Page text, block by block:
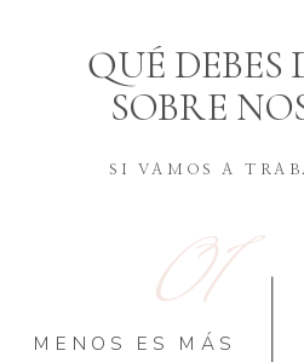
QUÉ DEBES
SOBRE
SI VAMOS A
MENOS ES MÁS
01